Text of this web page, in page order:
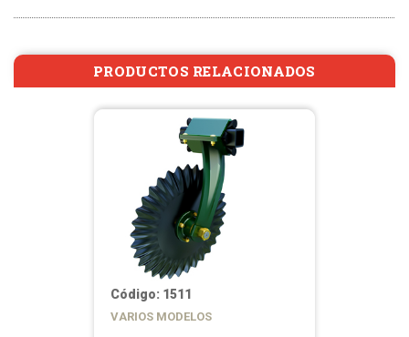
PRODUCTOS RELACIONADOS
Código: 1511
VARIOS MODELOS